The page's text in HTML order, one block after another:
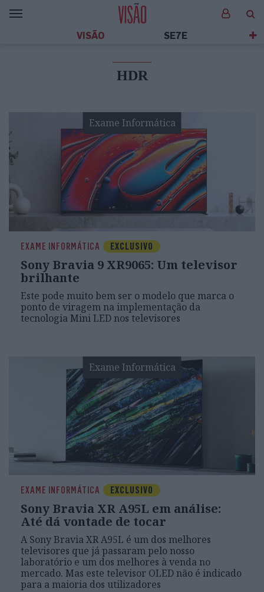
VISÃO SE7E
HDR
Exame Informática
EXAME INFORMÁTICA EXCLUSIVO
Sony Bravia 9 XR9065: Um televisor
brilhante
Este pode muito bem ser o modelo que marca o
ponto de viragem na implementação da
tecnologia Mini LED nos televisores
Exame Informática
EXAME INFORMÁTICA EXCLUSIVO
Sony Bravia XR A95L em análise:
Até dá vontade de tocar
A Sony Bravia XR A95L é um dos melhores
televisores que já passaram pelo nosso
laboratório e um dos melhores à venda no
mercado. Mas este televisor OLED não é indicado
para a maioria dos utilizadores